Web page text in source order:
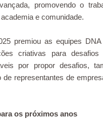
promovendo o
e comunidade.
premiou as equipes
criativas para
por propor desafios,
representantes de
os próximos anos